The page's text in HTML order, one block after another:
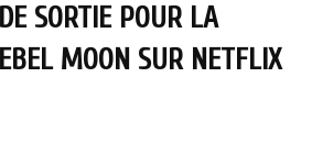
SORTIE POUR LA
MOON SUR NETFLIX